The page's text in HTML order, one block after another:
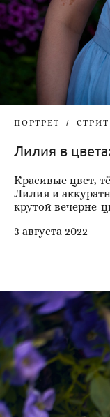
ПОРТРЕТ СТРИТ
Лилия в
Красивые цвет,
Лилия и
крутой вечерне-
3 августа 2022